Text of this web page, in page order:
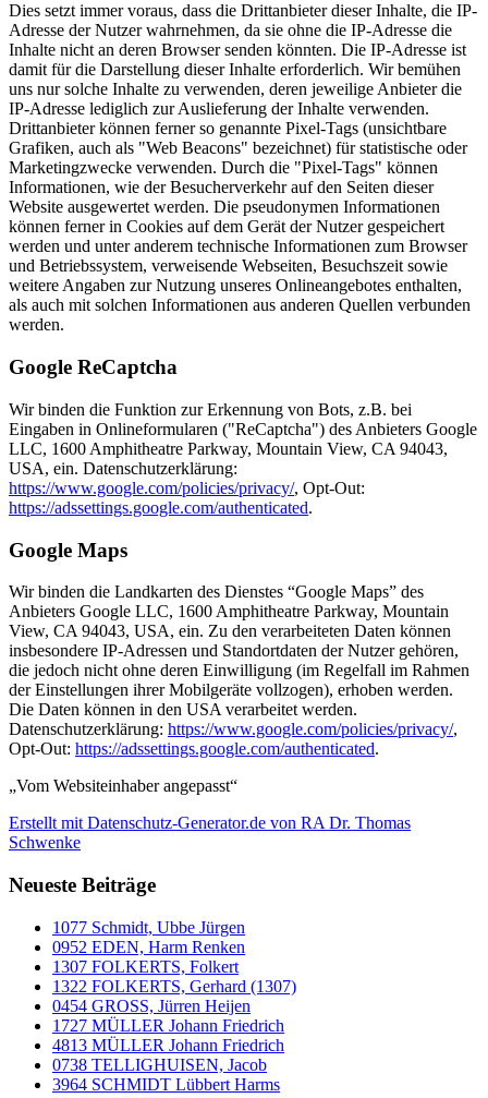
Dies setzt immer voraus, dass die Drittanbieter dieser Inhalte, die IP-
Adresse der Nutzer wahrnehmen, da sie ohne die IP-Adresse die
Inhalte nicht an deren Browser senden könnten. Die IP-Adresse ist
damit für die Darstellung dieser Inhalte erforderlich. Wir bemühen
uns nur solche Inhalte zu verwenden, deren jeweilige Anbieter die
IP-Adresse lediglich zur Auslieferung der Inhalte verwenden.
Drittanbieter können ferner so genannte Pixel-Tags (unsichtbare
Grafiken, auch als "Web Beacons" bezeichnet) für statistische oder
Marketingzwecke verwenden. Durch die "Pixel-Tags" können
Informationen, wie der Besucherverkehr auf den Seiten dieser
Website ausgewertet werden. Die pseudonymen Informationen
können ferner in Cookies auf dem Gerät der Nutzer gespeichert
werden und unter anderem technische Informationen zum Browser
und Betriebssystem, verweisende Webseiten, Besuchszeit sowie
weitere Angaben zur Nutzung unseres Onlineangebotes enthalten,
als auch mit solchen Informationen aus anderen Quellen verbunden
werden.
Google ReCaptcha
Wir binden die Funktion zur Erkennung von Bots, z.B. bei
Eingaben in Onlineformularen ("ReCaptcha") des Anbieters Google
LLC, 1600 Amphitheatre Parkway, Mountain View, CA 94043,
USA, ein. Datenschutzerklärung:
https://www.google.com/policies/privacy/, Opt-Out:
https://adssettings.google.com/authenticated.
Google Maps
Wir binden die Landkarten des Dienstes “Google Maps” des
Anbieters Google LLC, 1600 Amphitheatre Parkway, Mountain
View, CA 94043, USA, ein. Zu den verarbeiteten Daten können
insbesondere IP-Adressen und Standortdaten der Nutzer gehören,
die jedoch nicht ohne deren Einwilligung (im Regelfall im Rahmen
der Einstellungen ihrer Mobilgeräte vollzogen), erhoben werden.
Die Daten können in den USA verarbeitet werden.
Datenschutzerklärung: https://www.google.com/policies/privacy/,
Opt-Out: https://adssettings.google.com/authenticated.
„Vom Websiteinhaber angepasst“
Erstellt mit Datenschutz-Generator.de von RA Dr. Thomas
Schwenke
Neueste Beiträge
1077 Schmidt, Ubbe Jürgen
0952 EDEN, Harm Renken
1307 FOLKERTS, Folkert
1322 FOLKERTS, Gerhard (1307)
0454 GROSS, Jürren Heijen
1727 MÜLLER Johann Friedrich
4813 MÜLLER Johann Friedrich
0738 TELLIGHUISEN, Jacob
3964 SCHMIDT Lübbert Harms